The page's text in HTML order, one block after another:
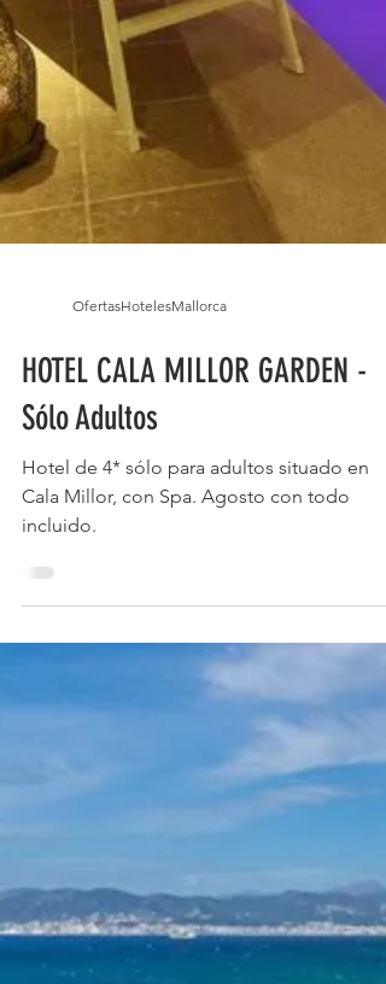
OfertasHotelesMallorca
HOTEL CALA MILLOR GARDEN -
Sólo Adultos
Hotel de 4* sólo para adultos situado en
Cala Millor, con Spa. Agosto con todo
incluido.